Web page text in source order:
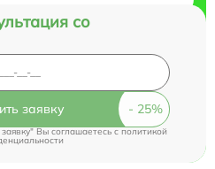
со
заявку
Вы соглашаетесь cполитикой